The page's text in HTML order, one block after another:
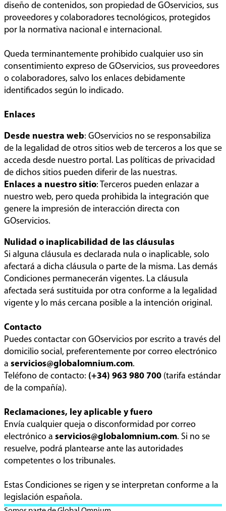
diseño de contenidos, son propiedad de GOservicios, sus
proveedores y colaboradores tecnológicos, protegidos
por la normativa nacional e internacional.
Queda terminantemente prohibido cualquier uso sin
consentimiento expreso de GOservicios, sus proveedores
o colaboradores, salvo los enlaces debidamente
identificados según lo indicado.
Enlaces
Desde nuestra web: GOservicios no se responsabiliza
de la legalidad de otros sitios web de terceros a los que se
acceda desde nuestro portal. Las políticas de privacidad
de dichos sitios pueden diferir de las nuestras.
Enlaces a nuestro sitio: Terceros pueden enlazar a
nuestro web, pero queda prohibida la integración que
genere la impresión de interacción directa con
GOservicios.
Nulidad o inaplicabilidad de las cláusulas
Si alguna cláusula es declarada nula o inaplicable, solo
afectará a dicha cláusula o parte de la misma. Las demás
Condiciones permanecerán vigentes. La cláusula
afectada será sustituida por otra conforme a la legalidad
vigente y lo más cercana posible a la intención original.
Contacto
Puedes contactar con GOservicios por escrito a través del
domicilio social, preferentemente por correo electrónico
a servicios@globalomnium.com.
Teléfono de contacto: (+34) 963 980 700 (tarifa estándar
de la compañía).
Reclamaciones, ley aplicable y fuero
Envía cualquier queja o disconformidad por correo
electrónico a servicios@globalomnium.com. Si no se
resuelve, podrá plantearse ante las autoridades
competentes o los tribunales.
Estas Condiciones se rigen y se interpretan conforme a la
legislación española.